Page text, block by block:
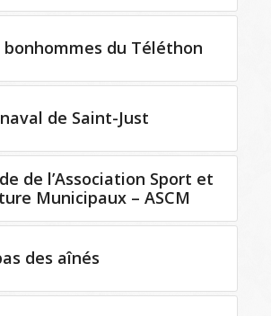
bonhommes du Téléthon
de Saint-Just
de l’Association Sport et
Municipaux – ASCM
des aînés